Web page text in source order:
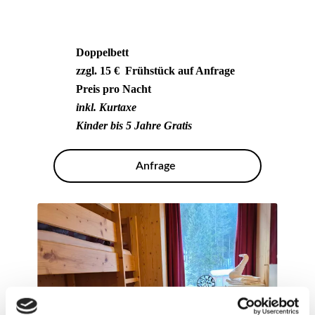
Doppelbett
zzgl. 15 € Frühstück auf Anfrage
Preis pro Nacht
inkl. Kurtaxe
Kinder bis 5 Jahre Gratis
Anfrage